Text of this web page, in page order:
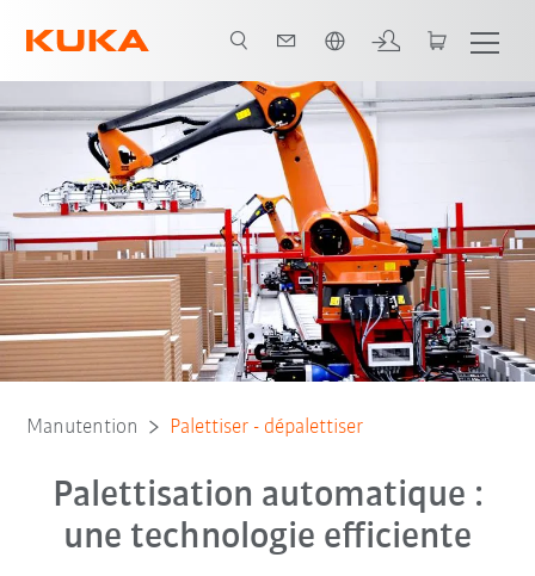
Robotic Contact
Manutention Palettiser - dépalettiser
Palettisation automatique :
une technologie efficiente